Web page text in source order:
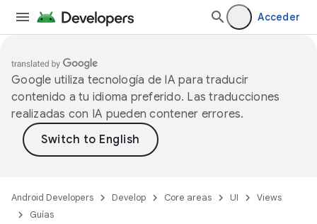
Acceder
Google utiliza tecnología de IA para traducir
contenido a tu idioma preferido. Las traducciones
realizadas con IA pueden contener errores.
Android Developers Develop Core areas UI
Views
Guías